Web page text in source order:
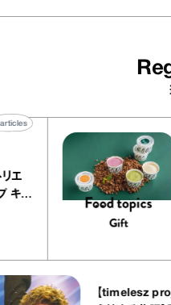
トリエ
ープ キャ
40articles
【timelesz project